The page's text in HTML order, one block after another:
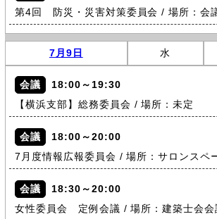
第4回 防災・災害対策委員会 / 場所：会
7月9日 水
会議
18:00～19:30
【横浜支部】総務委員会 / 場所：未定
会議
18:00～20:00
7月度情報広報委員会 / 場所：サロンスペ
会議
18:30～20:00
女性委員会 定例会議 / 場所：建築士会